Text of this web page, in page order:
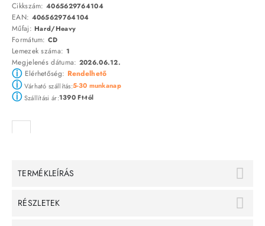
Cikkszám: 4065629764104
EAN: 4065629764104
Műfaj:Hard/Heavy
Formátum: CD
Lemezek száma: 1
Megjelenés dátuma: 2026.06.12.
ⓘElérhetőség: Rendelhető
ⓘVárható szállítás:5-30 munkanap
ⓘSzállítási ár:1390 Ft-tól
TERMÉKLEÍRÁS
RÉSZLETEK